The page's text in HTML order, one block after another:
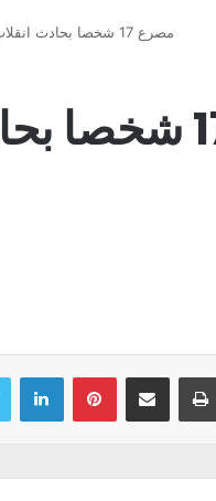
مصرع 17 شخصا بحادث انقلاب حافلة في المغرب
مصرع 17
Twitter Linkedin Pinterest Partager par email